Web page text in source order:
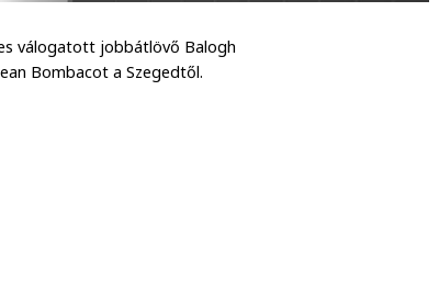
válogatott jobbátlövő Balogh
Bombacot a Szegedtől.